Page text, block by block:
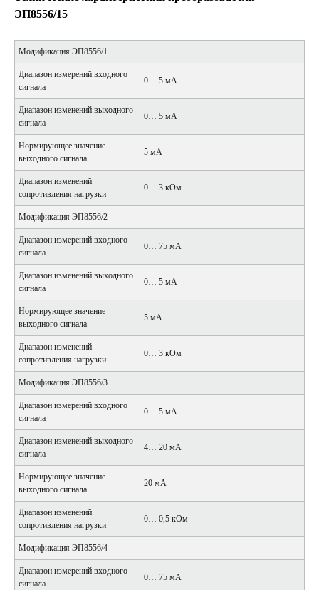
ЭП8556/15
Модификация ЭП8556/1
Диапазон измерений входного
сигнала
0… 5 мА
Диапазон изменений выходного
сигнала
0… 5 мА
Нормирующее значение
выходного сигнала
5 мА
Диапазон изменений
сопротивления нагрузки
0… 3 кОм
Модификация ЭП8556/2
Диапазон измерений входного
сигнала
0… 75 мА
Диапазон изменений выходного
сигнала
0… 5 мА
Нормирующее значение
выходного сигнала
5 мА
Диапазон изменений
сопротивления нагрузки
0… 3 кОм
Модификация ЭП8556/3
Диапазон измерений входного
сигнала
0… 5 мА
Диапазон изменений выходного
сигнала
4… 20 мА
Нормирующее значение
выходного сигнала
20 мА
Диапазон изменений
сопротивления нагрузки
0… 0,5 кОм
Модификация ЭП8556/4
Диапазон измерений входного
сигнала
0… 75 мА